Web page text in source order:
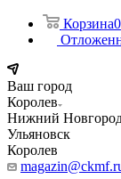
Корзина0
Ваш город
Королев
Нижний
Ульяновск
Королев